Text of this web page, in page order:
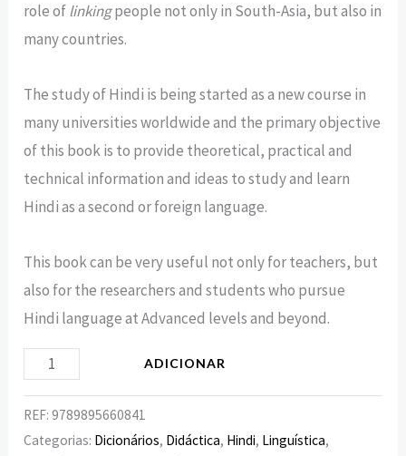
role oflinkingpeople not only in South-Asia, but also in
many countries.
The study of Hindi is being started as a new course in
many universities worldwide and the primary objective
of this book is to provide theoretical, practical and
technical information and ideas to study and learn
Hindi as a second or foreign language.
This book can be very useful not only for teachers, but
also for the researchers and students who pursue
Hindi language at Advanced levels and beyond.
ADICIONAR
REF:9789895660841
Categorias: Dicionários, Didáctica, Hindi, Linguística,